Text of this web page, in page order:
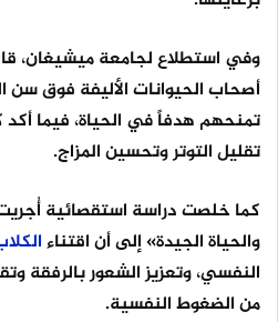
أصحاب الحيوانات الأليفة فوق سن
تمنحهم هدفاً في الحياة، فيما
تقليل التوتر وتحسين المزاج.
والحياة الجيدة» إلى أن اقتناء
النفسي، وتعزيز الشعور بالرفقة
من الضغوط النفسية.